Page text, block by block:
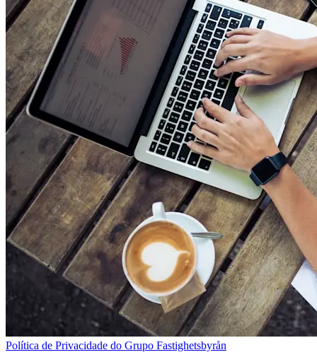
Política de Privacidade do Grupo Fastighetsbyrån